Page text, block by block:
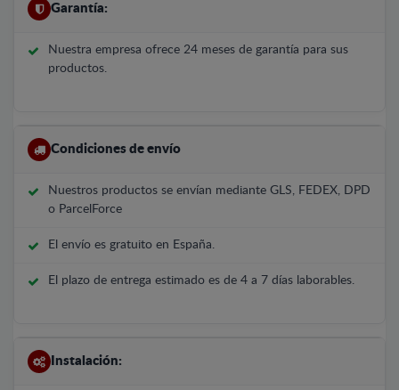
Garantía:
Nuestra empresa ofrece 24 meses de garantía para sus
productos.
Condiciones de envío
Nuestros productos se envían mediante GLS, FEDEX, DPD
o ParcelForce
El envío es gratuito en España.
El plazo de entrega estimado es de 4 a 7 días laborables.
Instalación: